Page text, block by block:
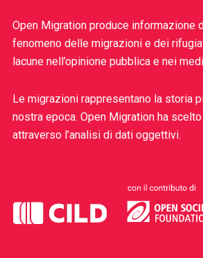
Open Migration produce informazione
fenomeno delle migrazioni e dei
lacune nell’opinione pubblica e nei
Le migrazioni rappresentano la storia
nostra epoca. Open Migration ha
attraverso l’analisi di dati oggettivi.